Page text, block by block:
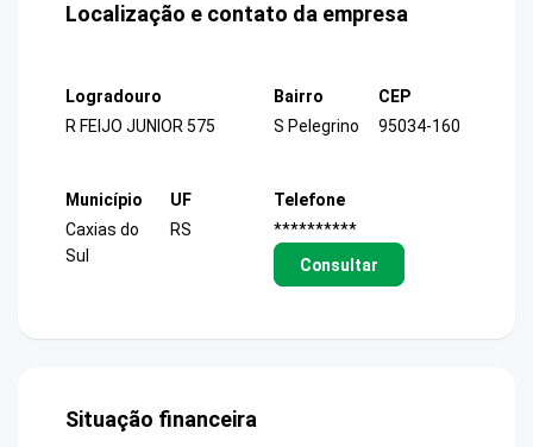
Localização e contato da empresa
Logradouro
R FEIJO JUNIOR 575
Bairro
S Pelegrino
CEP
95034-160
Município
Caxias do
Sul
UF
RS
Telefone
**********
Consultar
Situação financeira